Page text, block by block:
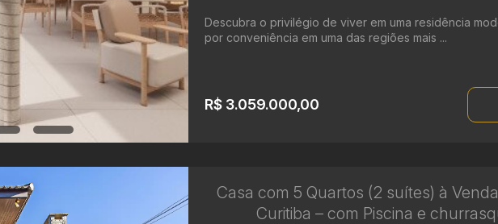
Descubra o privilégio de viver em uma residência
por conveniência em uma das regiões mais ...
R$ 3.059.000,00
Casa com 5 Quartos (2 suítes) à
Curitiba – com Piscina e